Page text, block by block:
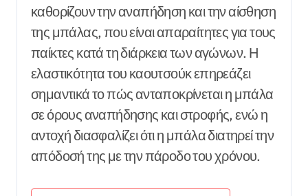
καθορίζουν την αναπήδηση και την αίσθηση
της μπάλας, που είναι απαραίτητες για τους
παίκτες κατά τη διάρκεια των αγώνων. Η
ελαστικότητα του καουτσούκ επηρεάζει
σημαντικά το πώς ανταποκρίνεται η μπάλα
σε όρους αναπήδησης και στροφής, ενώ η
αντοχή διασφαλίζει ότι η μπάλα διατηρεί την
απόδοσή της με την πάροδο του χρόνου.